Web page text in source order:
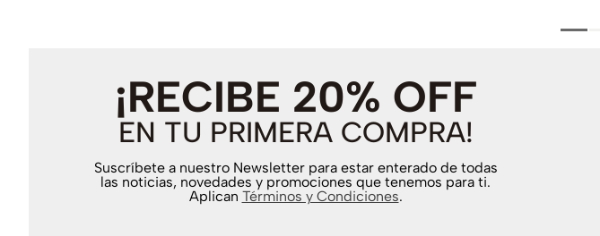
¡RECIBE 20% OFF
EN TU PRIMERA COMPRA!
Suscríbete a nuestro Newsletter para estar enterado de todas
las noticias, novedades y promociones que tenemos para ti.
Aplican Términos y Condiciones.